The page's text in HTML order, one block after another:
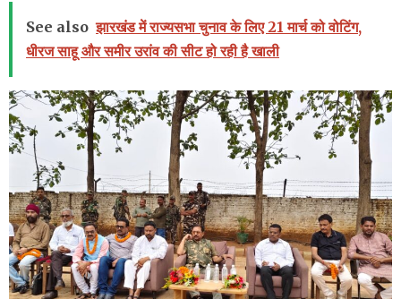
See also झारखंड में राज्यसभा चुनाव के लिए 21 मार्च को वोटिंग,
धीरज साहू और समीर उरांव की सीट हो रही है खाली